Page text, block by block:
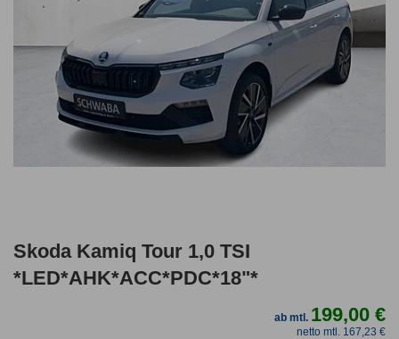
Skoda Kamiq Tour 1,0 TSI
*LED*AHK*ACC*PDC*18"*
ab mtl. 199,00 €
netto mtl. 167,23 €